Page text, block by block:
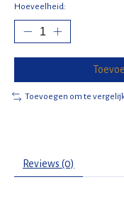
Hoeveelheid:
Toevoegen om te
Reviews (0)